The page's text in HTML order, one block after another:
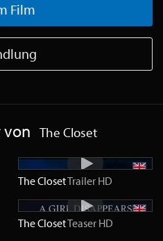
Film
von The Closet
The ClosetTrailer HD
The ClosetTeaser HD